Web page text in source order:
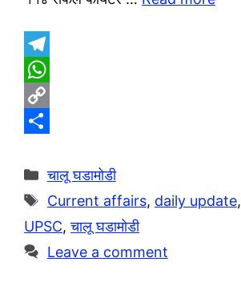
T
e
g
r
a
m
W
h
t
s
A
p
C
p
y
L
i
h
a
r
e
Categories
चालू घडामोडी
Tags
Current affairs, daily update,
UPSC,चालू घडामोडी
Leave a comment